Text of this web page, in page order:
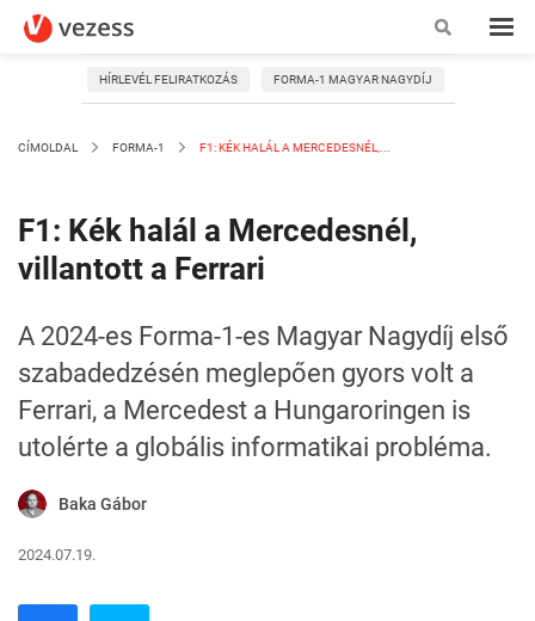
HÍRLEVÉL FELIRATKOZÁS FORMA-1 MAGYAR NAGYDÍJ
CÍMOLDAL FORMA-1 F1: KÉK HALÁL A MERCEDESNÉL,...
F1: Kék halál a Mercedesnél,
villantott a Ferrari
A 2024-es Forma-1-es Magyar Nagydíj első
szabadedzésén meglepően gyors volt a
Ferrari, a Mercedest a Hungaroringen is
utolérte a globális informatikai probléma.
Baka Gábor
2024.07.19.